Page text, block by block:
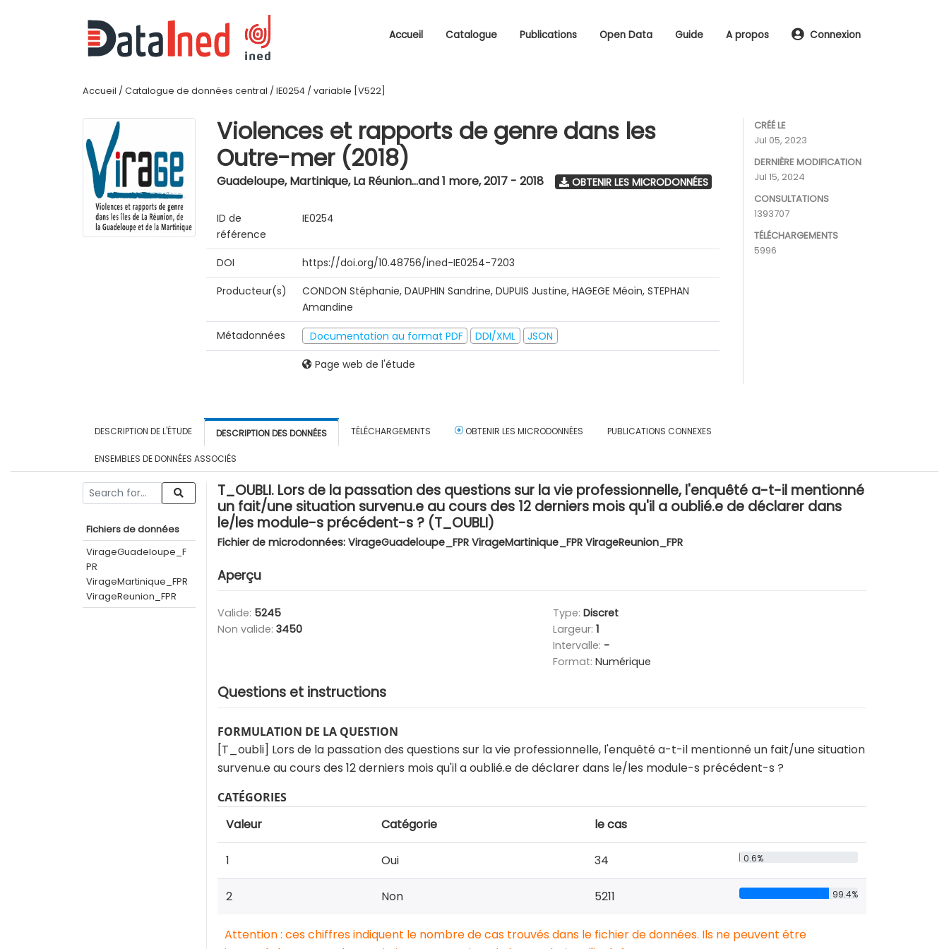
Accueil Catalogue Publications Open Data Guide A propos Connexion
Accueil / Catalogue de données central / IE0254 / variable [V522]
Violences et rapports de genre dans les
Outre-mer (2018)
Guadeloupe, Martinique, La Réunion...and 1 more,2017 - 2018 OBTENIR LES MICRODONNÉES
ID de
référence
IE0254
DOI
https://doi.org/10.48756/ined-IE0254-7203
Producteur(s)
CONDON Stéphanie, DAUPHIN Sandrine, DUPUIS Justine, HAGEGE Méoïn, STEPHAN
Amandine
Métadonnées
Documentation au format PDF DDI/XML
JSON
Page web de l'étude
CRÉÉ LE
Jul 05, 2023
DERNIÈRE MODIFICATION
Jul 15, 2024
CONSULTATIONS
1393707
TÉLÉCHARGEMENTS
5996
DESCRIPTION DE L'ÉTUDE DESCRIPTION DES DONNÉES TÉLÉCHARGEMENTS OBTENIR LES MICRODONNÉES PUBLICATIONS CONNEXES
ENSEMBLES DE DONNÉES ASSOCIÉS
Fichiers de données
VirageGuadeloupe_F
PR
VirageMartinique_FPR
VirageReunion_FPR
T_OUBLI. Lors de la passation des questions sur la vie professionnelle, l'enquêté a-t-il mentionné
un fait/une situation survenu.e au cours des 12 derniers mois qu'il a oublié.e de déclarer dans
le/les module-s précédent-s ? (T_OUBLI)
Fichier de microdonnées: VirageGuadeloupe_FPR VirageMartinique_FPR VirageReunion_FPR
Aperçu
Valide: 5245
Non valide: 3450
Type: Discret
Largeur: 1
Intervalle: -
Format: Numérique
Questions et instructions
FORMULATION DE LA QUESTION
[T_oubli] Lors de la passation des questions sur la vie professionnelle, l'enquêté a-t-il mentionné un fait/une situation
survenu.e au cours des 12 derniers mois qu'il a oublié.e de déclarer dans le/les module-s précédent-s ?
CATÉGORIES
Valeur Catégorie le cas
1 Oui 34 0.6%
2 Non 5211 99.4%
Attention : ces chiffres indiquent le nombre de cas trouvés dans le fichier de données. Ils ne peuvent être